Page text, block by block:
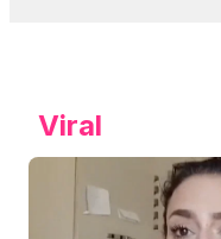
Viral